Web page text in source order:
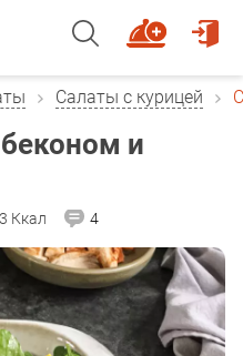
Салаты с курицей
и
Ккал 4